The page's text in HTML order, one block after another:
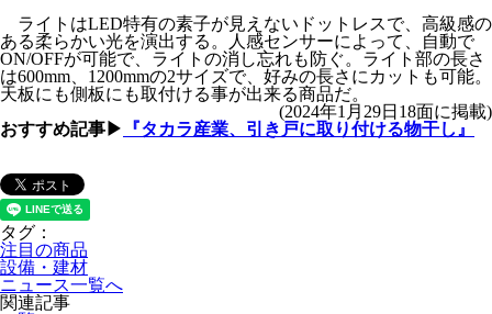
ライトはLED特有の素子が見えないドットレスで、高級感の
ある柔らかい光を演出する。人感センサーによって、自動で
ON/OFFが可能で、ライトの消し忘れも防ぐ。ライト部の長さ
は600mm、1200mmの2サイズで、好みの長さにカットも可能。
天板にも側板にも取付ける事が出来る商品だ。
(2024年1月29日18面に掲載)
おすすめ記事▶
『タカラ産業、引き戸に取り付ける物干し』
タグ：
注目の商品
設備・建材
ニュース一覧へ
関連記事